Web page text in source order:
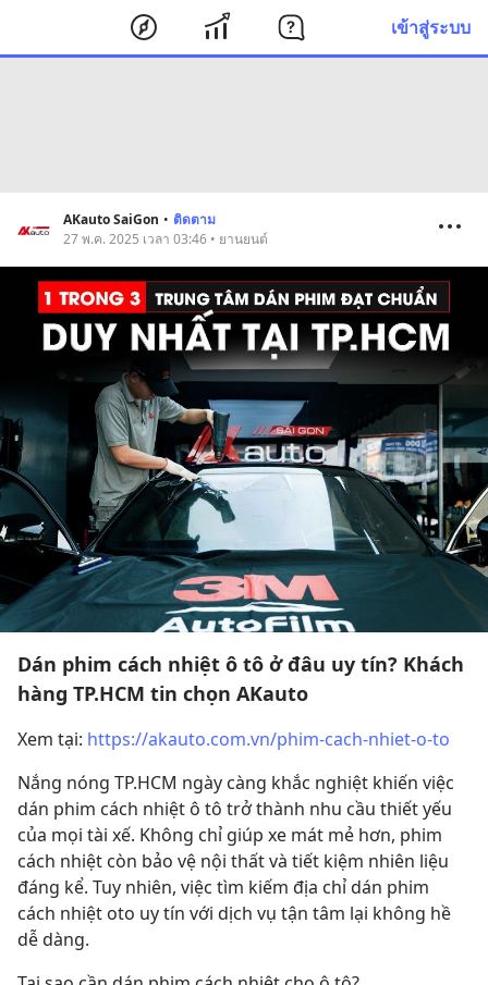
เข้าสู่ระบบ
AKauto SaiGon • ติดตาม
27 พ.ค. 2025 เวลา 03:46 • ยานยนต์
Dán phim cách nhiệt ô tô ở đâu uy tín? Khách
hàng TP.HCM tin chọn AKauto
Xem tại: https://akauto.com.vn/phim-cach-nhiet-o-to
Nắng nóng TP.HCM ngày càng khắc nghiệt khiến việc
dán phim cách nhiệt ô tô trở thành nhu cầu thiết yếu
của mọi tài xế. Không chỉ giúp xe mát mẻ hơn, phim
cách nhiệt còn bảo vệ nội thất và tiết kiệm nhiên liệu
đáng kể. Tuy nhiên, việc tìm kiếm địa chỉ dán phim
cách nhiệt oto uy tín với dịch vụ tận tâm lại không hề
dễ dàng.